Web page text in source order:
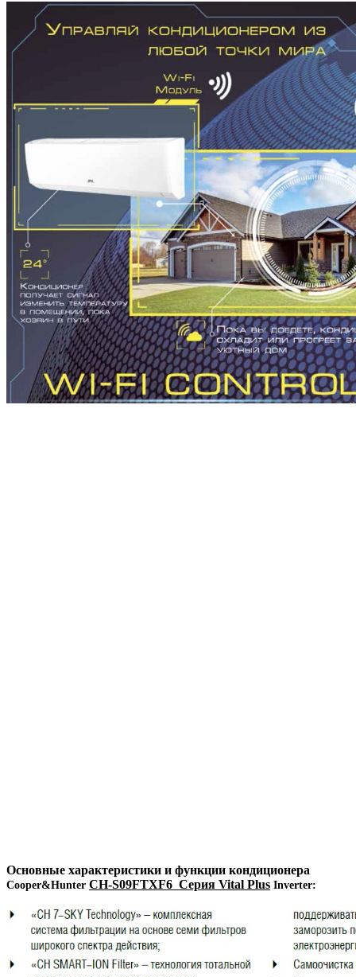
Основные характеристики и функции кондиционера
Cooper&Hunter CH-S09FTXF6 Серия Vital Plus Inverter: